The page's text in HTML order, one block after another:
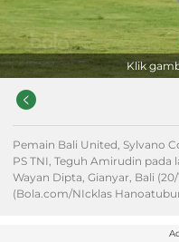
Klik
Pemain Bali United, Sylvano
PS TNI, Teguh Amirudin pada
Wayan Dipta, Gianyar, Bali
(Bola.com/NIcklas